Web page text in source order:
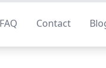
FAQ Contact